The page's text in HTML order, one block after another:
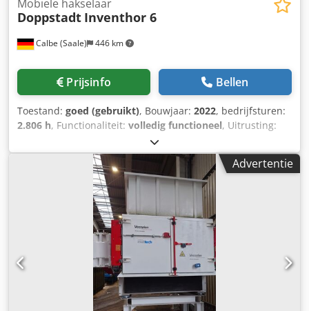
Calbe (Saale) 446 km
Mobiele hakselaar
Doppstadt Inventhor 6
Prijsinfo Bellen
Toestand: goed (gebruikt), Bouwjaar: 2022, bedrijfsturen:
2.806 h, Functionaliteit: volledig functioneel, Uitrusting:
Basispakket Inventhor Type 6 Load-Sensing-systeem
Brandstoftank 500 liter Langsband: bandlengte 2.900 mm,
bandbreedte 800 mm Centrale smeerstrips 24V elektrische
besturing – extra elektrische pomp voor bediening van de
volgende functies bij stilstaande motor: "Heckband
heffen/zakken/buigen, kamklep openen/sluiten, kam
openen/sluiten, vouwtrechter heffen/zakken" Volledige
radiografische afstandsbediening Grote zijdelingse GVK-
servicedeuren Onderhoudsvriendelijke motorruimte LED-
verlichtingspakket: motorruimte en achterkant Hydraulisch
omkeerbare ventilator Driedelige laadbeveiliging
Vouwtrechter Brandblusser Onderhoudsladder
Advertentie